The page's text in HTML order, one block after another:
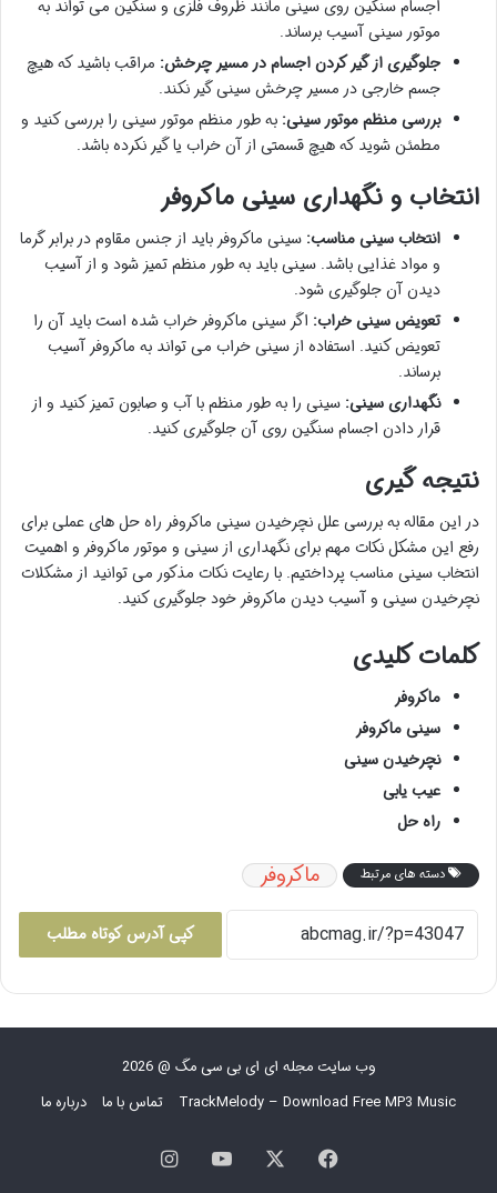
اجسام سنگین روی سینی مانند ظروف فلزی و سنگین می تواند به
موتور سینی آسیب برساند.
جلوگیری از گیر کردن اجسام در مسیر چرخش: مراقب باشید که هیچ
جسم خارجی در مسیر چرخش سینی گیر نکند.
بررسی منظم موتور سینی: به طور منظم موتور سینی را بررسی کنید و
مطمئن شوید که هیچ قسمتی از آن خراب یا گیر نکرده باشد.
انتخاب و نگهداری سینی ماکروفر
انتخاب سینی مناسب: سینی ماکروفر باید از جنس مقاوم در برابر گرما
و مواد غذایی باشد. سینی باید به طور منظم تمیز شود و از آسیب
دیدن آن جلوگیری شود.
تعویض سینی خراب: اگر سینی ماکروفر خراب شده است باید آن را
تعویض کنید. استفاده از سینی خراب می تواند به ماکروفر آسیب
برساند.
نگهداری سینی: سینی را به طور منظم با آب و صابون تمیز کنید و از
قرار دادن اجسام سنگین روی آن جلوگیری کنید.
نتیجه گیری
در این مقاله به بررسی علل نچرخیدن سینی ماکروفر راه حل های عملی برای
رفع این مشکل نکات مهم برای نگهداری از سینی و موتور ماکروفر و اهمیت
انتخاب سینی مناسب پرداختیم. با رعایت نکات مذکور می توانید از مشکلات
نچرخیدن سینی و آسیب دیدن ماکروفر خود جلوگیری کنید.
کلمات کلیدی
ماکروفر
سینی ماکروفر
نچرخیدن سینی
عیب یابی
راه حل
دسته های مرتبط ماکروفر
کپی آدرس کوتاه مطلب
وب سایت مجله ای ای بی سی مگ @ 2026
TrackMelody – Download Free MP3 Music
تماس با ما درباره ما
فیس یوتیوباینستاگرام